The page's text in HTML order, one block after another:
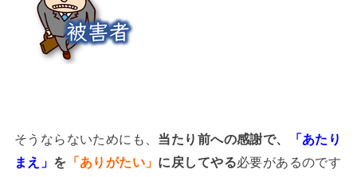
そうならないためにも、 当たり前への感謝で、
「あたり
まえ」 を 「ありがたい」 に戻してやる必要があるのです